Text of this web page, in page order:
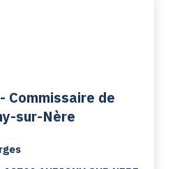
Commissaire de
sur-Nère